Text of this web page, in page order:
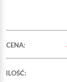
CENA:
ILOŚĆ: